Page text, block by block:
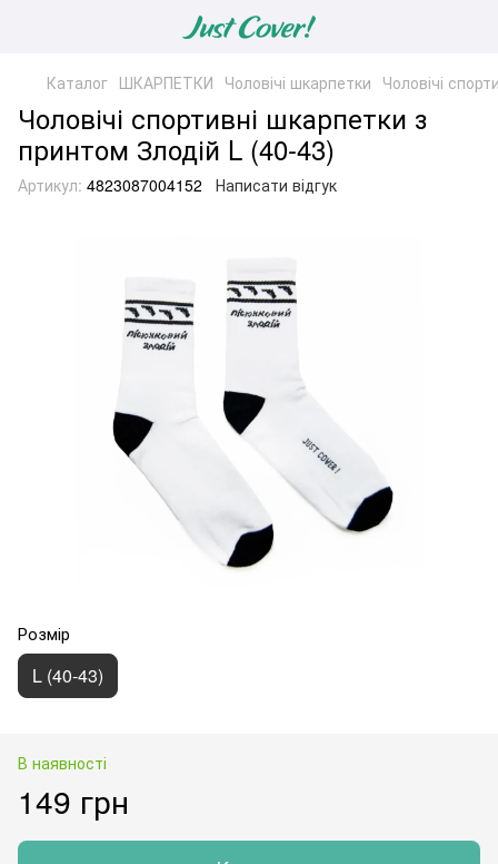
Каталог ШКАРПЕТКИ Чоловічі шкарпетки Чоловічі
Чоловічі спортивні шкарпетки з
принтом Злодій L (40-43)
Артикул: 4823087004152 Написати відгук
Розмір
L (40-43)
В наявності
149 грн